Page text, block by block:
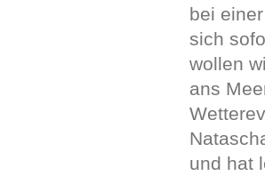
bei
sich
wollen
ans
und hat